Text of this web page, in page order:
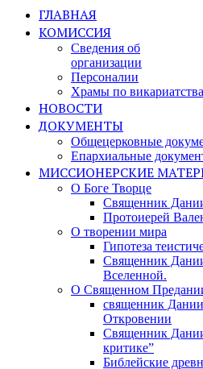
ГЛАВНАЯ
КОМИССИЯ
Сведения об
организации
Персоналии
Храмы по
НОВОСТИ
ДОКУМЕНТЫ
Общецерковные
Епархиальные
МИССИОНЕРСКИЕ
О Боге Творце
Священник
Протоиерей
О творении мира
Гипотеза
Священник
Вселенной.
О Священном
священник
Откровении
Священник
критике”
Библейские